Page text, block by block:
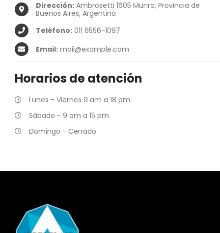
Dirección: Ambrosetti 1605 Munro, Provincia de
Buenos Aires, Argentina
Teléfono: 011 6556-1097
Email: mail@example.com
Horarios de atención
Lunes - Viernes 9 am a 18 pm
Sábado - 9 am a 15 pm
Domingo - Cerrado